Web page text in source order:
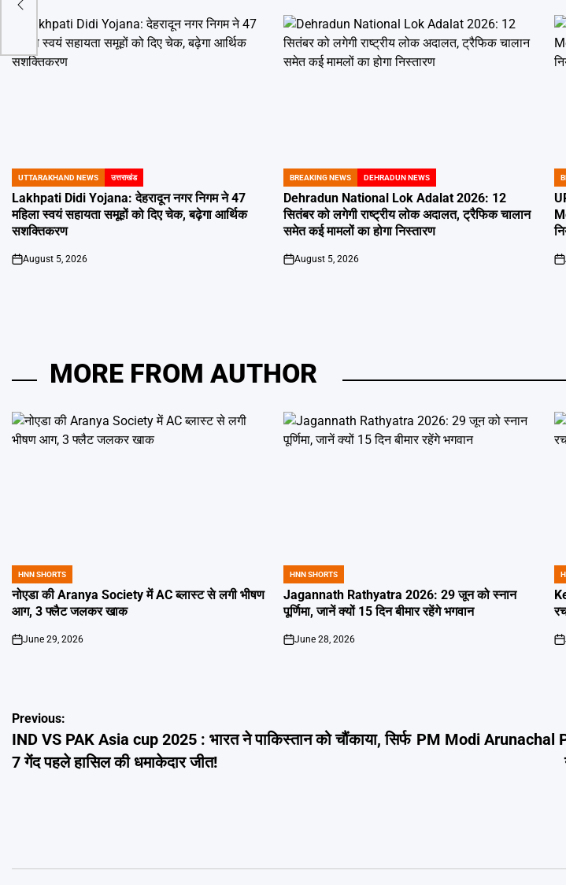
POSTED
IN
UTTARAKHAND NEWS उत्तराखंड
Lakhpati Didi Yojana: देहरादून नगर निगम ने 47
महिला स्वयं सहायता समूहों को दिए चेक, बढ़ेगा आर्थिक
सशक्तिकरण
on
August 5, 2026
POSTED
IN
BREAKING NEWS DEHRADUN NEWS
Dehradun National Lok Adalat 2026: 12
सितंबर को लगेगी राष्ट्रीय लोक अदालत, ट्रैफिक चालान
समेत कई मामलों का होगा निस्तारण
on
August 5, 2026
IN
on
MORE FROM AUTHOR
POSTED
IN
HNN SHORTS
नोएडा की Aranya Society में AC ब्लास्ट से लगी भीषण
आग, 3 फ्लैट जलकर खाक
on
June 29, 2026
POSTED
IN
HNN SHORTS
Jagannath Rathyatra 2026: 29 जून को स्नान
पूर्णिमा, जानें क्यों 15 दिन बीमार रहेंगे भगवान
on
June 28, 2026
IN
on
Post
navigation
Previous:
IND VS PAK Asia cup 2025 : भारत ने पाकिस्तान को चौंकाया, सिर्फ
7 गेंद पहले हासिल की धमाकेदार जीत!
PM Modi Arunachal